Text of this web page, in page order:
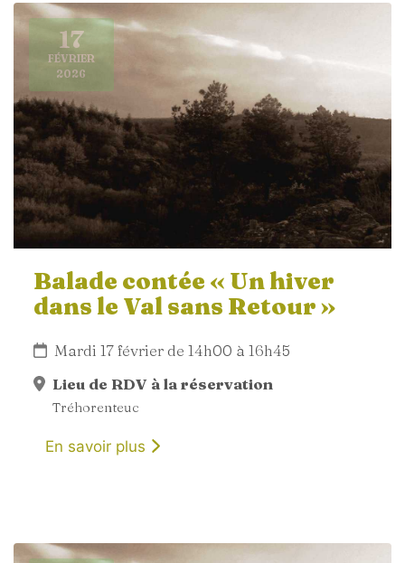
17
FÉVRIER
2026
Balade contée « Un hiver
dans le Val sans Retour »
Mardi 17 février de 14h00 à 16h45
Lieu de RDV à la réservation
Tréhorenteuc
En savoir plus